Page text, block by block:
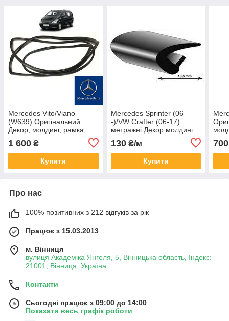
Mercedes Vito/Viano
(W639) Оригінальний
Декор, молдинг, рамка,
уплонітель лобового скла
(Віто)
1 600 ₴
Купити
Mercedes Sprinter (06
-)/VW Crafter (06-17)
метражні Декор молдинг
внутрінею
130₴/м
Купити
700
Про нас
100% позитивних з 212 відгуків за рік
Працює з 15.03.2013
м. Вінниця
вулиця Академіка Янгеля, 5, Вінницька область, Індекс:
21001, Вінниця, Україна
Контакти
Сьогодні працює з 09:00 до 14:00
Показати весь графік роботи